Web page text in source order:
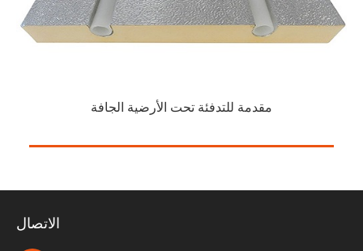
مقدمة للتدفئة تحت الأرضية الجافة
الاتصال